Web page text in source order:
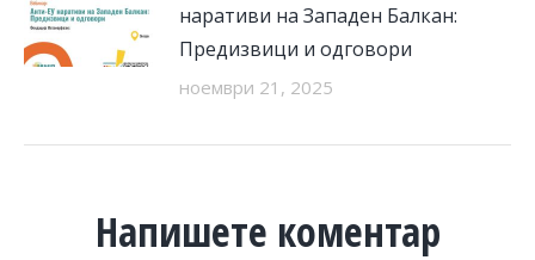
наративи на Западен Балкан:
Предизвици и одговори
ноември 21, 2025
Напишете коментар